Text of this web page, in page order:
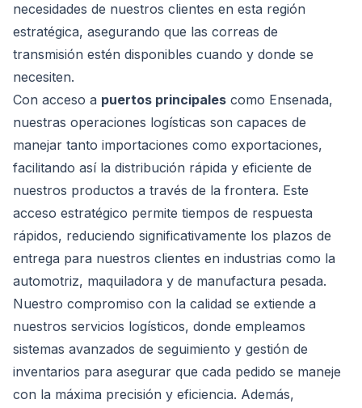
necesidades de nuestros clientes en esta región
estratégica, asegurando que las correas de
transmisión estén disponibles cuando y donde se
necesiten.
Con acceso a puertos principales como Ensenada,
nuestras operaciones logísticas son capaces de
manejar tanto importaciones como exportaciones,
facilitando así la distribución rápida y eficiente de
nuestros productos a través de la frontera. Este
acceso estratégico permite tiempos de respuesta
rápidos, reduciendo significativamente los plazos de
entrega para nuestros clientes en industrias como la
automotriz, maquiladora y de manufactura pesada.
Nuestro compromiso con la calidad se extiende a
nuestros servicios logísticos, donde empleamos
sistemas avanzados de seguimiento y gestión de
inventarios para asegurar que cada pedido se maneje
con la máxima precisión y eficiencia. Además,